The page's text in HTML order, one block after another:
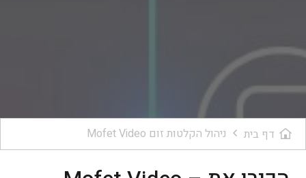
דף בית ניהול הקלטות זום Mofet Video